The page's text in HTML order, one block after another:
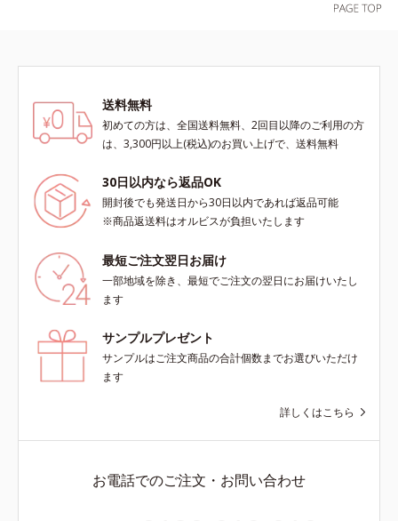
保湿成分*5 角層内
送料無料
初めての方は、全国送料無料、2回目以降のご利用の方
は、3,300円以上(税込)のお買い上げで、送料無料
30日以内なら返品OK
開封後でも発送日から30日以内であれば返品可能
※商品返送料はオルビスが負担いたします
最短ご注文翌日お届け
一部地域を除き、最短でご注文の翌日にお届けいたし
ます
サンプルプレゼント
サンプルはご注文商品の合計個数までお選びいただけ
ます
詳しくはこちら
お電話でのご注文・お問い合わせ